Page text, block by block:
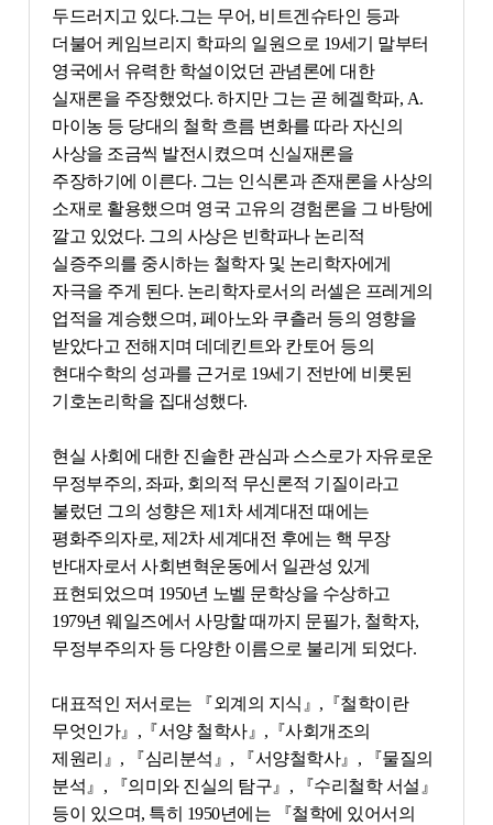
두드러지고 있다.그는 무어, 비트겐슈타인 등과
더불어 케임브리지 학파의 일원으로 19세기 말부터
영국에서 유력한 학설이었던 관념론에 대한
실재론을 주장했었다. 하지만 그는 곧 헤겔학파, A.
마이농 등 당대의 철학 흐름 변화를 따라 자신의
사상을 조금씩 발전시켰으며 신실재론을
주장하기에 이른다. 그는 인식론과 존재론을 사상의
소재로 활용했으며 영국 고유의 경험론을 그 바탕에
깔고 있었다. 그의 사상은 빈학파나 논리적
실증주의를 중시하는 철학자 및 논리학자에게
자극을 주게 된다. 논리학자로서의 러셀은 프레게의
업적을 계승했으며, 페아노와 쿠츨러 등의 영향을
받았다고 전해지며 데데킨트와 칸토어 등의
현대수학의 성과를 근거로 19세기 전반에 비롯된
기호논리학을 집대성했다.
현실 사회에 대한 진솔한 관심과 스스로가 자유로운
무정부주의, 좌파, 회의적 무신론적 기질이라고
불렀던 그의 성향은 제1차 세계대전 때에는
평화주의자로, 제2차 세계대전 후에는 핵 무장
반대자로서 사회변혁운동에서 일관성 있게
표현되었으며 1950년 노벨 문학상을 수상하고
1979년 웨일즈에서 사망할 때까지 문필가, 철학자,
무정부주의자 등 다양한 이름으로 불리게 되었다.
대표적인 저서로는 『외계의 지식』,『철학이란
무엇인가』,『서양 철학사』,『사회개조의
제원리』, 『심리분석』, 『서양철학사』, 『물질의
분석』, 『의미와 진실의 탐구』, 『수리철학 서설』
등이 있으며, 특히 1950년에는 『철학에 있어서의